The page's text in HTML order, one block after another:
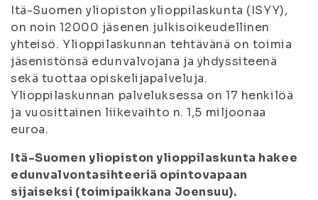
Itä-Suomen yliopiston ylioppilaskunta (ISYY),
on noin 12000 jäsenen julkisoikeudellinen
yhteisö. Ylioppilaskunnan tehtävänä on toimia
jäsenistönsä edunvalvojana ja yhdyssiteenä
sekä tuottaa opiskelijapalveluja.
Ylioppilaskunnan palveluksessa on 17 henkilöä
ja vuosittainen liikevaihto n. 1,5 miljoonaa
euroa.
Itä-Suomen yliopiston ylioppilaskunta hakee
edunvalvontasihteeriä opintovapaan
sijaiseksi (toimipaikkana Joensuu).